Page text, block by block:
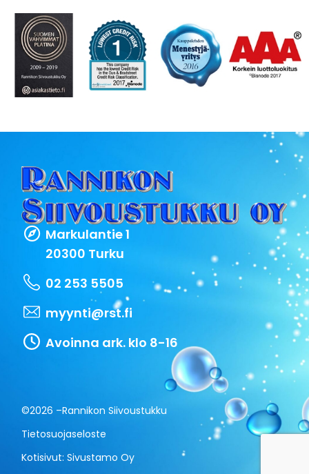
Markulantie 1
20300 Turku
02 253 5505
myynti@rst.fi
Avoinna ark. klo 8-16
©2026 –Rannikon Siivoustukku
Tietosuojaseloste
Kotisivut:Sivustamo Oy